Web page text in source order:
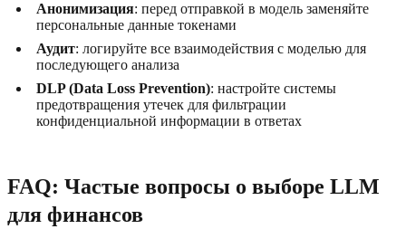
Анонимизация: перед отправкой в модель заменяйте
персональные данные токенами
Аудит: логируйте все взаимодействия с моделью для
последующего анализа
DLP (Data Loss Prevention): настройте системы
предотвращения утечек для фильтрации
конфиденциальной информации в ответах
FAQ: Частые вопросы о выборе LLM
для финансов